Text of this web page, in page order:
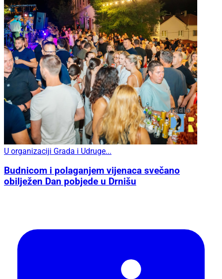
U organizaciji Grada i Udruge...
Budnicom i polaganjem vijenaca svečano
obilježen Dan pobjede u Drnišu